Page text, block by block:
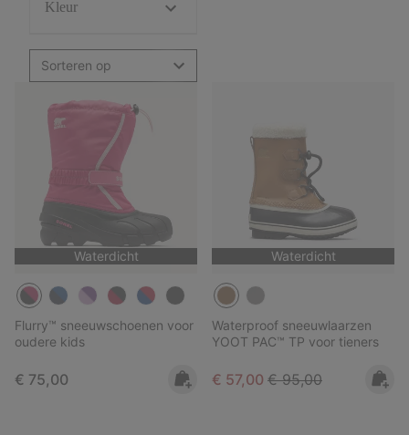
Kleur
Sorteren op
Waterdicht
Flurry™ sneeuwschoenen voor
oudere kids
Regular price:
€ 75,00
Waterdicht
Waterproof sneeuwlaarzen
YOOT PAC™ TP voor tieners
Sale price:
€ 57,00 Regular price:
€ 95,00